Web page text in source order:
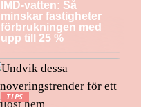
IMD-vatten: Så
minskar fastigheter
förbrukningen med
upp till 25 %
TIPS